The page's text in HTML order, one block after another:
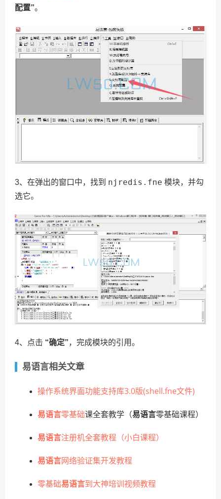
配置”。
3、在弹出的窗口中，找到 njredis.fne 模块，并勾
选它。
4、点击 “确定”，完成模块的引用。
易语言相关文章
操作系统界面功能支持库3.0版(shell.fne文件)
易语言零基础课全套教学（易语言零基础课程）
易语言注册机全套教程（小白课程）
易语言网络验证集开发教程
零基础易语言到大神培训视频教程